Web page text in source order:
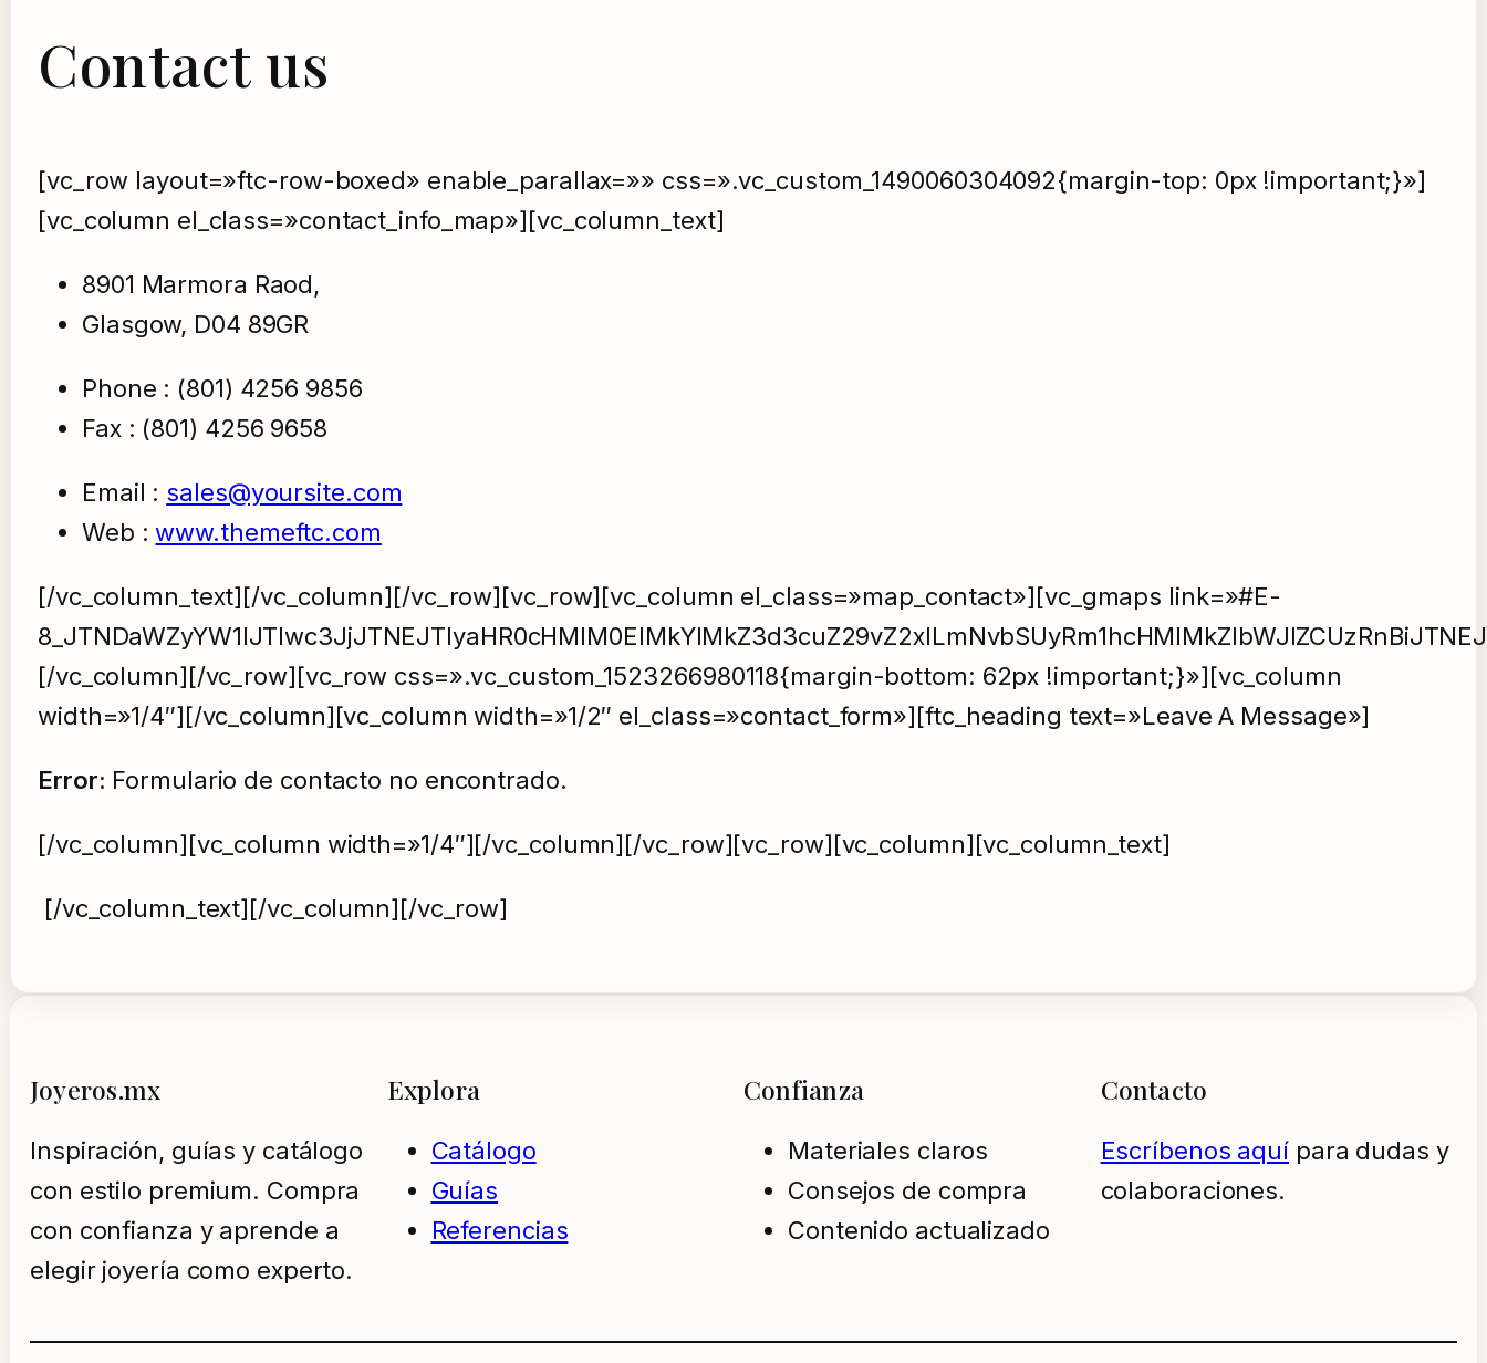
Contact us
[vc_row layout=»ftc-row-boxed» enable_parallax=»» css=».vc_custom_1490060304092{margin-top: 0px !important;}»]
[vc_column el_class=»contact_info_map»][vc_column_text]
8901 Marmora Raod,
Glasgow, D04 89GR
Phone : (801) 4256 9856
Fax : (801) 4256 9658
Email : sales@yoursite.com
Web :www.themeftc.com
[/vc_column_text][/vc_column][/vc_row][vc_row][vc_column el_class=»map_contact»][vc_gmaps link=»#E-
[/vc_column][/vc_row][vc_row css=».vc_custom_1523266980118{margin-bottom: 62px !important;}»][vc_column
width=»1/4″][/vc_column][vc_column width=»1/2″ el_class=»contact_form»][ftc_heading text=»Leave A Message»]
Error: Formulario de contacto no encontrado.
[/vc_column][vc_column width=»1/4″][/vc_column][/vc_row][vc_row][vc_column][vc_column_text]
[/vc_column_text][/vc_column][/vc_row]
Joyeros.mx
Inspiración, guías y catálogo
con estilo premium. Compra
con confianza y aprende a
elegir joyería como experto.
Explora
Catálogo
Guías
Referencias
Confianza
Materiales claros
Consejos de compra
Contenido actualizado
Contacto
Escríbenos aquí para dudas y
colaboraciones.